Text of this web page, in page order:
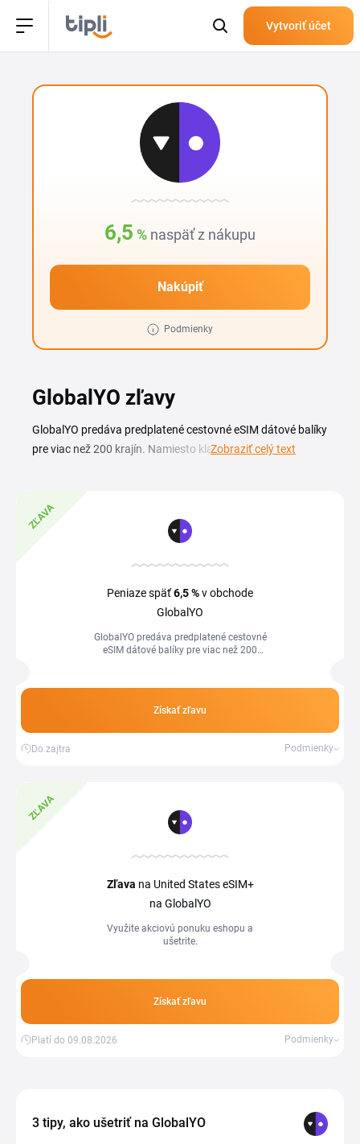
Vytvoriť účet
6,5 % naspäť z nákupu
Nakúpiť
Podmienky
GlobalYO zľavy
GlobalYO predáva predplatené cestovné eSIM dátové balíky
pre viac než 200 krajín. Namiesto klasickej fyzickej SIM
kupónom zaplatíte za dátový balík menej a na cestách
máte pripojenie bez zháňania lokálnej karty či roamingu.
Ponuka pokrýva regionálne aj celosvetové balíky s
flexibilným objemom dát, takže si vyberiete variant podľa
priamo v telefóne a aktuálnu GlobalYO zľavu spolu s
skopírovať a vložiť pri objednávke.
Zobraziť celý text
ZĽAVA
Peniaze späť6,5 %v obchode
GlobalYO
GlobalYO predáva predplatené cestovné
eSIM dátové balíky pre viac než 200
Získať zľavu
Do zajtra Podmienky
ZĽAVA
Zľava na United States eSIM+
na GlobalYO
Využite akciovú ponuku eshopu a
ušetrite.
Získať zľavu
Platí do 09.08.2026 Podmienky
3 tipy, ako ušetriť na GlobalYO